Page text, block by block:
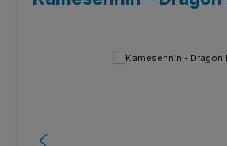
Bildergalerie überspringen